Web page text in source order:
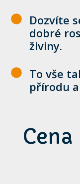
Dozvíte
dobré
živiny.
To vše
přírodu